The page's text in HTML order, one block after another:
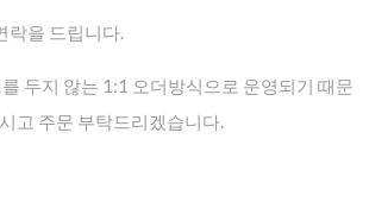
락을 드립니다.
두지 않는 1:1 오더방식으로 운영되기 때문
고 주문 부탁드리겠습니다.